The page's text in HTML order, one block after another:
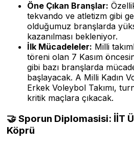
Öne Çıkan Branşlar:
tekvando ve atletizm gibi
olduğumuz branşlarda
kazanılması bekleniyor.
İlk Mücadeleler: Milli
töreni olan 7 Kasım
gibi bazı branşlarda
başlayacak. A Milli Kadın
Erkek Voleybol Takımı,
kritik maçlara çıkacak.
🤝 Sporun Diplomasisi: İİT
Köprü